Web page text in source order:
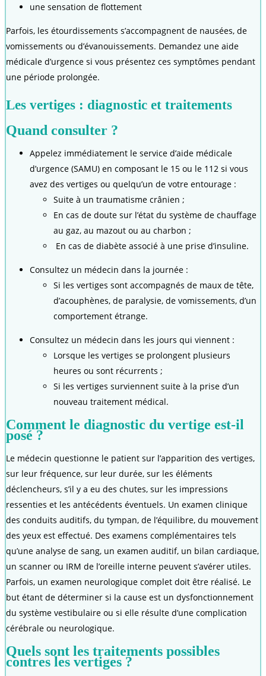
une sensation de flottement
Parfois, les étourdissements s’accompagnent de nausées, de
vomissements ou d’évanouissements. Demandez une aide
médicale d’urgence si vous présentez ces symptômes pendant
une période prolongée.
Les vertiges : diagnostic et traitements
Quand consulter ?
Appelez immédiatement le service d’aide médicale
d’urgence (SAMU) en composant le 15 ou le 112 si vous
avez des vertiges ou quelqu’un de votre entourage :
Suite à un traumatisme crânien ;
En cas de doute sur l’état du système de chauffage
au gaz, au mazout ou au charbon ;
En cas de diabète associé à une prise d’insuline.
Consultez un médecin dans la journée :
Si les vertiges sont accompagnés de maux de tête,
d’acouphènes, de paralysie, de vomissements, d’un
comportement étrange.
Consultez un médecin dans les jours qui viennent :
Lorsque les vertiges se prolongent plusieurs
heures ou sont récurrents ;
Si les vertiges surviennent suite à la prise d’un
nouveau traitement médical.
Comment le diagnostic du vertige est-il
posé ?
Le médecin questionne le patient sur l’apparition des vertiges,
sur leur fréquence, sur leur durée, sur les éléments
déclencheurs, s’il y a eu des chutes, sur les impressions
ressenties et les antécédents éventuels. Un examen clinique
des conduits auditifs, du tympan, de l’équilibre, du mouvement
des yeux est effectué. Des examens complémentaires tels
qu’une analyse de sang, un examen auditif, un bilan cardiaque,
un scanner ou IRM de l’oreille interne peuvent s’avérer utiles.
Parfois, un examen neurologique complet doit être réalisé. Le
but étant de déterminer si la cause est un dysfonctionnement
du système vestibulaire ou si elle résulte d’une complication
cérébrale ou neurologique.
Quels sont les traitements possibles
contres les vertiges ?